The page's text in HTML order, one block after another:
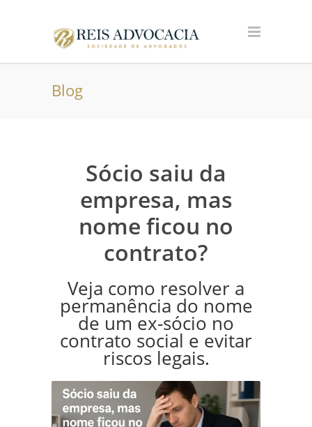
Blog
Sócio saiu da
empresa, mas
nome ficou no
contrato?
Veja como resolver a
permanência do nome
de um ex-sócio no
contrato social e evitar
riscos legais.